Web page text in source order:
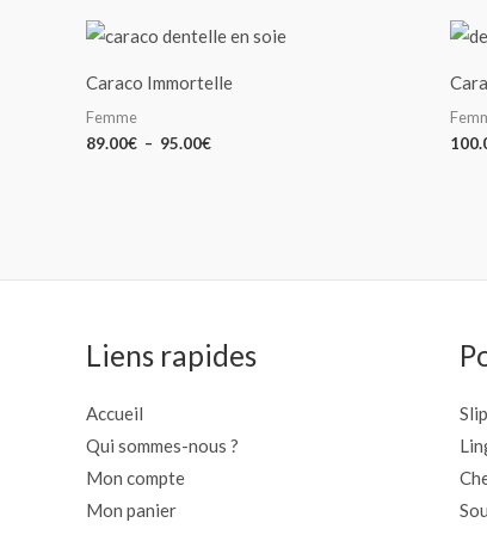
Caraco Immortelle
Femme
89.00€ – 95.00€
Plage
de
89.00€
Liens rapides
Accueil
Qui sommes-nous ?
Mon compte
Mon panier